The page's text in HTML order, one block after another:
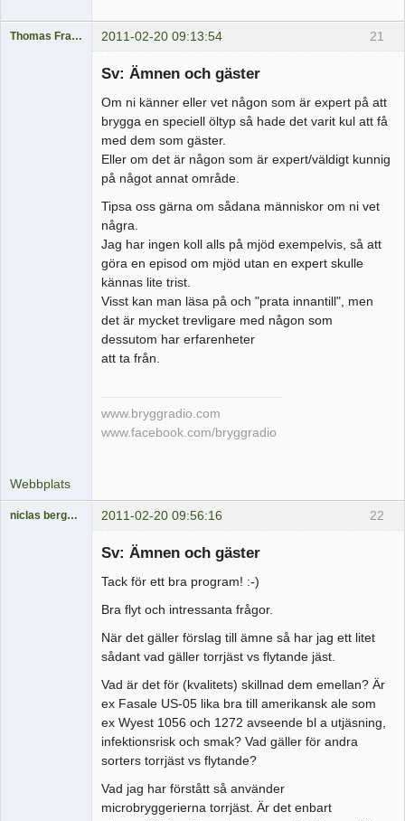
21
Thomas Fransson 2011-02-20 09:13:54
Sv: Ämnen och gäster
Om ni känner eller vet någon som är expert på att
brygga en speciell öltyp så hade det varit kul att få
med dem som gäster.
Eller om det är någon som är expert/väldigt kunnig
på något annat område.
Tipsa oss gärna om sådana människor om ni vet
några.
Jag har ingen koll alls på mjöd exempelvis, så att
göra en episod om mjöd utan en expert skulle
kännas lite trist.
Visst kan man läsa på och "prata innantill", men
det är mycket trevligare med någon som
dessutom har erfarenheter
att ta från.
www.bryggradio.com
www.facebook.com/bryggradio
Webbplats
22
niclas bergqvist 2011-02-20 09:56:16
Sv: Ämnen och gäster
Tack för ett bra program! :-)
Bra flyt och intressanta frågor.
När det gäller förslag till ämne så har jag ett litet
sådant vad gäller torrjäst vs flytande jäst.
Vad är det för (kvalitets) skillnad dem emellan? Är
ex Fasale US-05 lika bra till amerikansk ale som
ex Wyest 1056 och 1272 avseende bl a utjäsning,
infektionsrisk och smak? Vad gäller för andra
sorters torrjäst vs flytande?
Vad jag har förstått så använder
microbryggerierna torrjäst. Är det enbart